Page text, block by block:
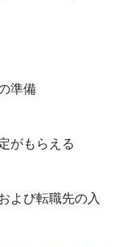
準備
がもらえる
よび転職先の入